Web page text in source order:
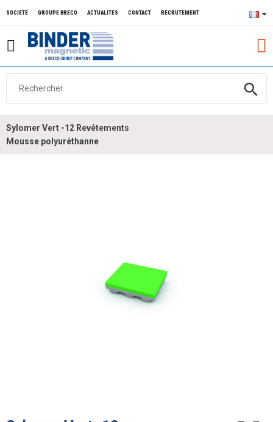
search
SOCIÉTÉ GROUPE BRECO ACTUALITÉS CONTACT RECRUTEMENT
Sylomer Vert -12 Revêtements
Mousse polyuréthanne